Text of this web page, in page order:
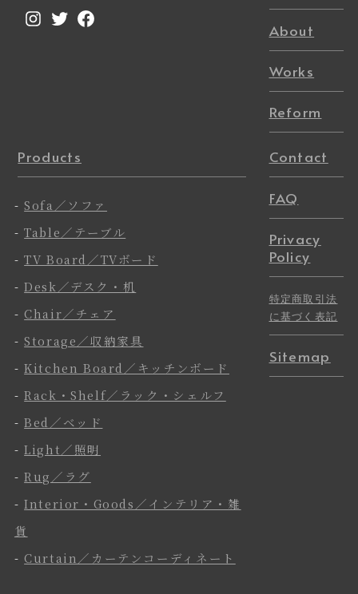
Instagram
TwitterFacebook
About
Works
Reform
Products
-Sofa／ソファ
-Table／テーブル
-TV Board／TVボード
-Desk／デスク・机
- Chair／チェア
-Storage／収納家具
-Kitchen Board／キッチンボード
-Rack・Shelf／ラック・シェルフ
-Bed／ベッド
-Light／照明
-Rug／ラグ
-Interior・Goods／インテリア・雑
貨
- Curtain／カーテンコーディネート
Contact
FAQ
Privacy
Policy
特定商取引法
に基づく表記
Sitemap